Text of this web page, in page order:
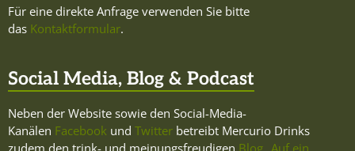
Für eine direkte Anfrage verwenden Sie bitte
das Kontaktformular.
Social Media, Blog & Podcast
Neben der Website sowie den Social-Media-
Kanälen Facebook und Twitter betreibt Mercurio Drinks
zudem den trink- und meinungsfreudigen Blog „Auf ein